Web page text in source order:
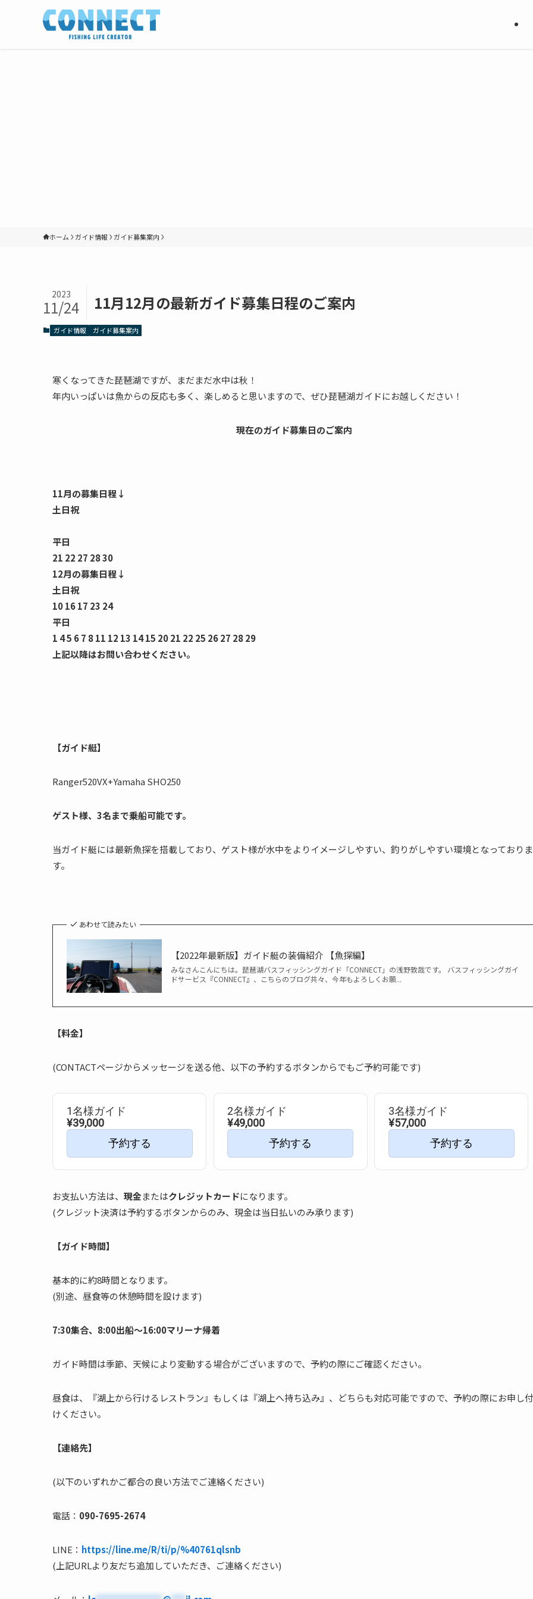
ホーム ガイド情報 ガイド募集案内
11月12月の最新ガイド募集日程のご案内
2023
11/24
ガイド情報 ガイド募集案内
寒くなってきた琵琶湖ですが、まだまだ水中は秋！
年内いっぱいは魚からの反応も多く、楽しめると思いますので、ぜひ琵琶湖ガイドにお越しください！
現在のガイド募集日のご案内
11月の募集日程↓
土日祝
平日
21 22 27 28 30
12月の募集日程↓
土日祝
10 16 17 23 24
平日
1 4 5 6 7 8 11 12 13 14 15 20 21 22 25 26 27 28 29
上記以降はお問い合わせください。
【ガイド艇】
Ranger520VX+Yamaha SHO250
ゲスト様、3名まで乗船可能です。
当ガイド艇には最新魚探を搭載しており、ゲスト様が水中をよりイメージしやすい、釣りがしやすい環境となっておりま
す。
あわせて読みたい
【2022年最新版】ガイド艇の装備紹介 【魚探編】
みなさんこんにちは。琵琶湖バスフィッシングガイド「CONNECT」の浅野敦哉です。 バスフィッシングガイ
ドサービス『CONNECT』、こちらのブログ共々、今年もよろしくお願...
【料金】
(CONTACTページからメッセージを送る他、以下の予約するボタンからでもご予約可能です)
1名様ガイド
¥39,000
予約する
2名様ガイド
¥49,000
予約する
3名様ガイド
¥57,000
予約する
お支払い方法は、 現金またはクレジットカードになります。
(クレジット決済は予約するボタンからのみ、現金は当日払いのみ承ります)
【ガイド時間】
基本的に約8時間となります。
(別途、昼食等の休憩時間を設けます)
7:30集合、8:00出船〜16:00マリーナ帰着
ガイド時間は季節、天候により変動する場合がございますので、予約の際にご確認ください。
昼食は、『湖上から行けるレストラン』もしくは『湖上へ持ち込み』、どちらも対応可能ですので、予約の際にお申し付
けください。
【連絡先】
(以下のいずれかご都合の良い方法でご連絡ください)
電話： 090-7695-2674
LINE： https://line.me/R/ti/p/%40761qlsnb
(上記URLより友だち追加していただき、ご連絡ください)